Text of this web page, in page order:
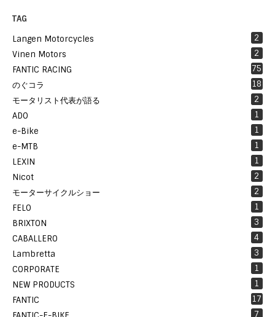
TAG
Langen Motorcycles
2
Vinen Motors
2
FANTIC RACING
75
のぐコラ
18
モータリスト代表が語る
2
ADO
1
e-Bike
1
e-MTB
1
LEXIN
1
Nicot
2
モーターサイクルショー
2
FELO
1
BRIXTON
3
CABALLERO
4
Lambretta
3
CORPORATE
1
NEW PRODUCTS
1
FANTIC
17
7